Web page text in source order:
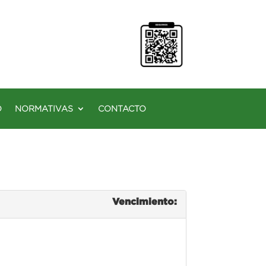
NORMATIVAS CONTACTO
Vencimiento: